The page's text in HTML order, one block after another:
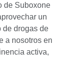
de Suboxone
un
de drogas de
a nosotros en
activa,